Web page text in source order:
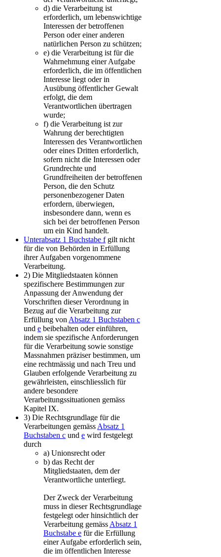
d) die Verarbeitung ist
erforderlich, um lebenswichtige
Interessen der betroffenen
Person oder einer anderen
natürlichen Person zu schützen;
e) die Verarbeitung ist für die
Wahrnehmung einer Aufgabe
erforderlich, die im öffentlichen
Interesse liegt oder in
Ausübung öffentlicher Gewalt
erfolgt, die dem
Verantwortlichen übertragen
wurde;
f) die Verarbeitung ist zur
Wahrung der berechtigten
Interessen des Verantwortlichen
oder eines Dritten erforderlich,
sofern nicht die Interessen oder
Grundrechte und
Grundfreiheiten der betroffenen
Person, die den Schutz
personenbezogener Daten
erfordern, überwiegen,
insbesondere dann, wenn es
sich bei der betroffenen Person
um ein Kind handelt.
Unterabsatz 1 Buchstabe fgilt nicht
für die von Behörden in Erfüllung
ihrer Aufgaben vorgenommene
Verarbeitung.
2) Die Mitgliedstaaten können
spezifischere Bestimmungen zur
Anpassung der Anwendung der
Vorschriften dieser Verordnung in
Bezug auf die Verarbeitung zur
Erfüllung vonAbsatz 1 Buchstaben c
und e beibehalten oder einführen,
indem sie spezifische Anforderungen
für die Verarbeitung sowie sonstige
Massnahmen präziser bestimmen, um
eine rechtmässig und nach Treu und
Glauben erfolgende Verarbeitung zu
gewährleisten, einschliesslich für
andere besondere
Verarbeitungssituationen gemäss
Kapitel IX.
3) Die Rechtsgrundlage für die
Verarbeitungen gemässAbsatz 1
Buchstaben c und e wird festgelegt
durch
a) Unionsrecht oder
b) das Recht der
Mitgliedstaaten, dem der
Verantwortliche unterliegt.
Der Zweck der Verarbeitung
muss in dieser Rechtsgrundlage
festgelegt oder hinsichtlich der
Verarbeitung gemässAbsatz 1
Buchstabe e für die Erfüllung
einer Aufgabe erforderlich sein,
die im öffentlichen Interesse